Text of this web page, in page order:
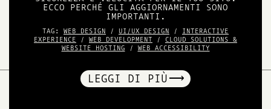
ECCO PERCHÉ GLI AGGIORNAMENTI SONO
IMPORTANTI.
TAG: WEB DESIGN / UI/UX DESIGN / INTERACTIVE
EXPERIENCE / WEB DEVELOPMENT / CLOUD SOLUTIONS &
WEBSITE HOSTING / WEB ACCESSIBILITY
LEGGI DI PIÙ